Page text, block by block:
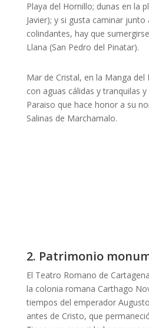
Playa del Hornillo; dunas en la
Javier); y si gusta caminar junto
colindantes, hay que
Llana (San Pedro del Pinatar).
Mar de Cristal, en la Manga
con aguas cálidas y tranquilas
Paraiso que hace honor a su
Salinas de Marchamalo.
2. Patrimonio
El Teatro Romano de Cartagena
la colonia romana Carthago
tiempos del emperador
antes de Cristo, que